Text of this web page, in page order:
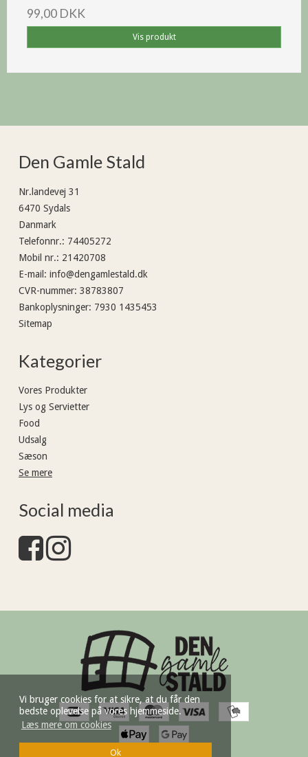
Vi bruger cookies for at sikre, at du får den
bedste oplevelse på vores hjemmeside.
Læs mere om cookies
Ok
99,00 DKK
Vis produkt
Den Gamle Stald
Nr.landevej 31
6470 Sydals
Danmark
Telefonnr.: 74405272
Mobil nr.: 21420708
E-mail: info@dengamlestald.dk
CVR-nummer: 38783807
Bankoplysninger: 7930 1435453
Sitemap
Kategorier
Vores Produkter
Lys og Servietter
Food
Udsalg
Sæson
Se mere
Social media